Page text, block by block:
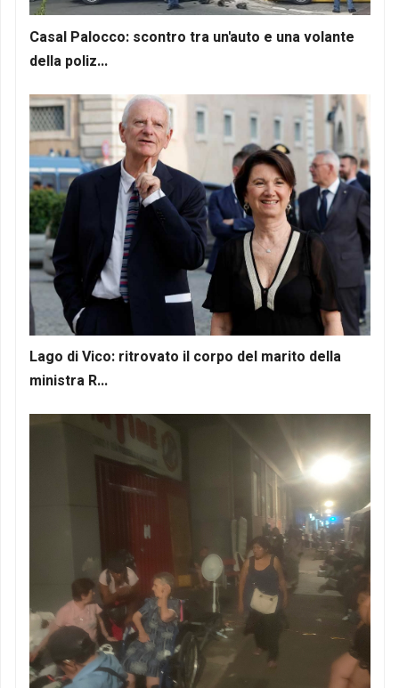
Casal Palocco: scontro tra un'auto e una volante
della poliz...
Lago di Vico: ritrovato il corpo del marito della
ministra R...